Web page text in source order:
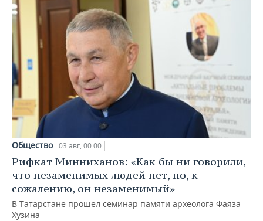
Общество 03 авг, 00:00
Рифкат Минниханов: «Как бы ни говорили,
что незаменимых людей нет, но, к
сожалению, он незаменимый»
В Татарстане прошел семинар памяти археолога Фаяза
Хузина